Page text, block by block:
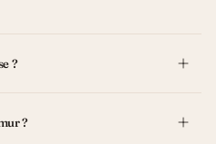
?
?